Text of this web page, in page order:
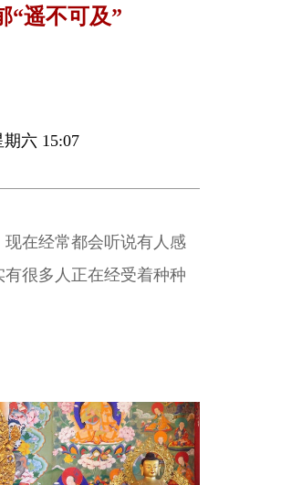
“遥不可及”
六 15:07
在经常都会听说有人感
很多人正在经受着种种